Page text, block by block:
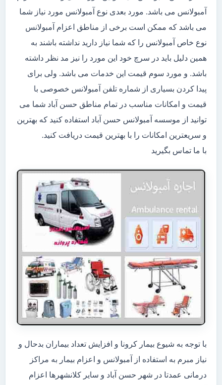
آمبولانس می باشد. مورد بعدی نوع آمبولانس مورد نیاز شما
می باشد که ممکن است برخی از مناطق اعزام آمبولانس
نوع خاص آمبولانس را که شما نیاز دارید نداشته باشند به
همین دلیل باید در سرچ خود این مورد را نیز مد نظر داشته
باشد. و مورد سوم قیمت این خدمات می باشد. ولی برای
پیدا کردن بسیاری از شماره تلفن آمبولانس خصوصی با
قیمت و امکانات مناسب در تمام مناطق حسن آباد شما می
توانید از موسسه آمبولانس حسن آباد استفاده کنید که بهترین
و سریعترین امکانات را با بهترین قیمت دریافت کنید.
با ما تماس بگیرید
با توجه به شیوع بیمار کرونا و افزایش تعداد بیماران بدحال و
نیاز مبرم به استفاده از آمبولانس و اعزام بیمار به مراکز
درمانی عمدتا در شهر حسن آباد و سایر کلانشهرها اعزام